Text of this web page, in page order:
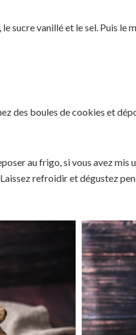
sucre vanillé et le sel. Puis
des boules de cookies et
au frigo, si vous avez mis
refroidir et dégustez